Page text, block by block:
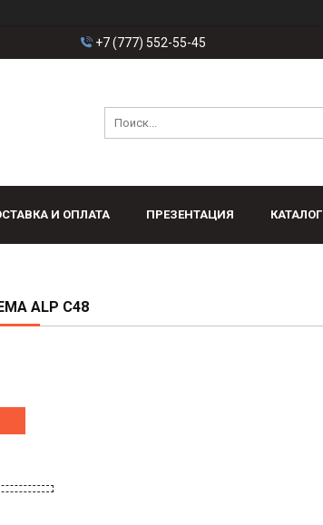
+7 (777) 552-55-45
И ОПЛАТА ПРЕЗЕНТАЦИЯ КАТАЛОГ
ALP C48